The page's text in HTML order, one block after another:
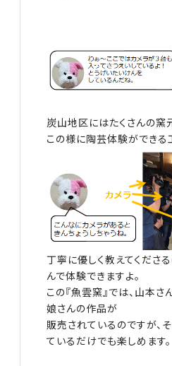
炭山地区にはたくさんの窯
この様に陶芸体験ができる
丁寧に優しく教えてくださ
んで体験できますよ。
この『魚雲窯』では、山本さ
娘さんの作品が
販売されているのですが、
ているだけでも楽しめます。